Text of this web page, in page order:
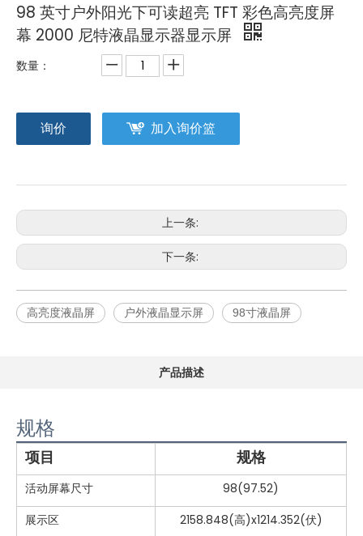
98 英寸户外阳光下可读超亮 TFT 彩色高亮度屏
幕 2000 尼特液晶显示器显示屏
数量：
询价 加入询价篮
上一条:
下一条:
高亮度液晶屏 户外液晶显示屏 98寸液晶屏
产品描述
规格
项目 规格
活动屏幕尺寸 98(97.52)
展示区
2158.848(高)x1214.352(伏)